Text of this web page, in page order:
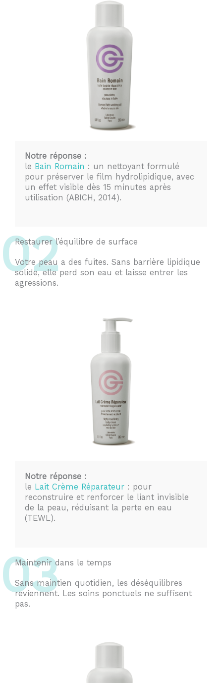
Notre réponse :
le Bain Romain : un nettoyant formulé
pour préserver le film hydrolipidique, avec
un effet visible dès 15 minutes après
utilisation (ABICH, 2014).
02
Restaurer l’équilibre de surface
Votre peau a des fuites. Sans barrière lipidique
solide, elle perd son eau et laisse entrer les
agressions.
Notre réponse :
le Lait Crème Réparateur : pour
reconstruire et renforcer le liant invisible
de la peau, réduisant la perte en eau
(TEWL).
03
Maintenir dans le temps
Sans maintien quotidien, les déséquilibres
reviennent. Les soins ponctuels ne suffisent
pas.